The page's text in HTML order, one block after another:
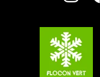
Plagne Villages
Plagne Aime 2000